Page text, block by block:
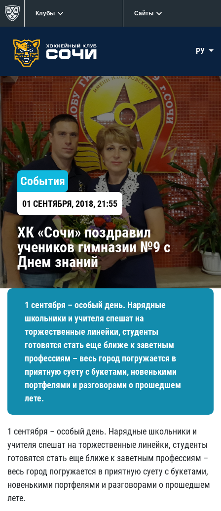
Клубы Сайты
РУ
События
01 СЕНТЯБРЯ, 2018, 21:55
ХК «Сочи» поздравил
учеников гимназии №9 с
Днем знаний
1 сентября – особый день. Нарядные
школьники и учителя спешат на
торжественные линейки, студенты
готовятся стать еще ближе к заветным
профессиям – весь город погружается в
приятную суету с букетами, новенькими
портфелями и разговорами о прошедшем
лете.
1 сентября – особый день. Нарядные школьники и
учителя спешат на торжественные линейки, студенты
готовятся стать еще ближе к заветным профессиям –
весь город погружается в приятную суету с букетами,
новенькими портфелями и разговорами о прошедшем
лете.